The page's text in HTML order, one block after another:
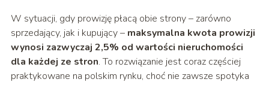
W sytuacji, gdy prowizję płacą obie strony – zarówno
sprzedający, jak i kupujący – maksymalna kwota prowizji
wynosi zazwyczaj 2,5% od wartości nieruchomości
dla każdej ze stron. To rozwiązanie jest coraz częściej
praktykowane na polskim rynku, choć nie zawsze spotyka